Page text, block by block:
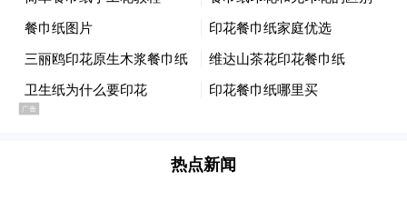
影
龙湖公益基金会与爱佑慈善基金会的合作不
仅体现在患儿救助和慈善捐赠上，也把爱的
“1120龙湖公益日”系列活动中，龙湖公益基
热点新闻